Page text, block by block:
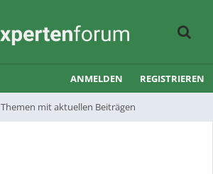
Themen mit aktuellen Beiträgen
ANMELDEN REGISTRIEREN